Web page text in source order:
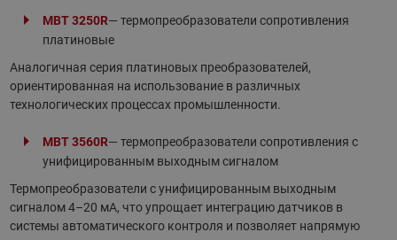
MBT 3250R— термопреобразователи сопротивления
платиновые
Аналогичная серия платиновых преобразователей,
ориентированная на использование в различных
технологических процессах промышленности.
MBT 3560R— термопреобразователи сопротивления с
унифицированным выходным сигналом
Термопреобразователи с унифицированным выходным
сигналом 4–20 мА, что упрощает интеграцию датчиков в
системы автоматического контроля и позволяет напрямую